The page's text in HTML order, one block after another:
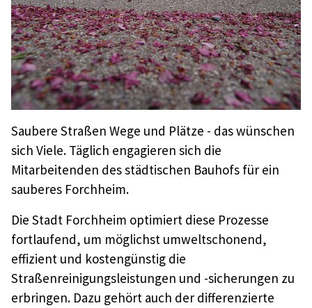
Saubere Straßen Wege und Plätze - das wünschen
sich Viele. Täglich engagieren sich die
Mitarbeitenden des städtischen Bauhofs für ein
sauberes Forchheim.
Die Stadt Forchheim optimiert diese Prozesse
fortlaufend, um möglichst umweltschonend,
effizient und kostengünstig die
Straßenreinigungsleistungen und -sicherungen zu
erbringen. Dazu gehört auch der differenzierte